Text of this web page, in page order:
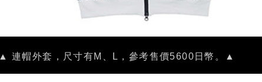
▲ 連帽外套，尺寸有M、L，參考售價5600日幣。▲